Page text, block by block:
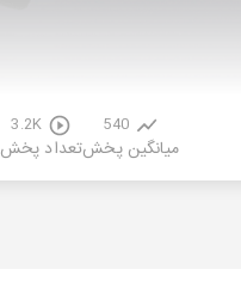
540
میانگین پخش
3.2K
تعداد پخش